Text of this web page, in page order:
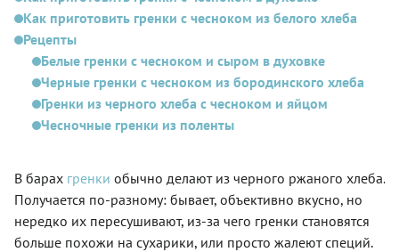
Как приготовить гренки с чесноком из белого хлеба
Рецепты
Белые гренки с чесноком и сыром в духовке
Черные гренки с чесноком из бородинского хлеба
Гренки из черного хлеба с чесноком и яйцом
Чесночные гренки из поленты
В барах гренки обычно делают из черного ржаного хлеба.
Получается по-разному: бывает, объективно вкусно, но
нередко их пересушивают, из-за чего гренки становятся
больше похожи на сухарики, или просто жалеют специй.